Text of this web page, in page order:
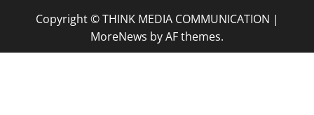
Copyright © THINK MEDIA COMMUNICATION |
MoreNews by AF themes.